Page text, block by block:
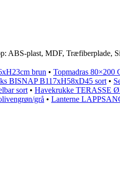
ABS-plast, MDF, Træfiberplade,
brun • Topmadras
BISNAP B117xH58xD45 sort •
sort • Havekrukke TERASSE
grå • Lanterne